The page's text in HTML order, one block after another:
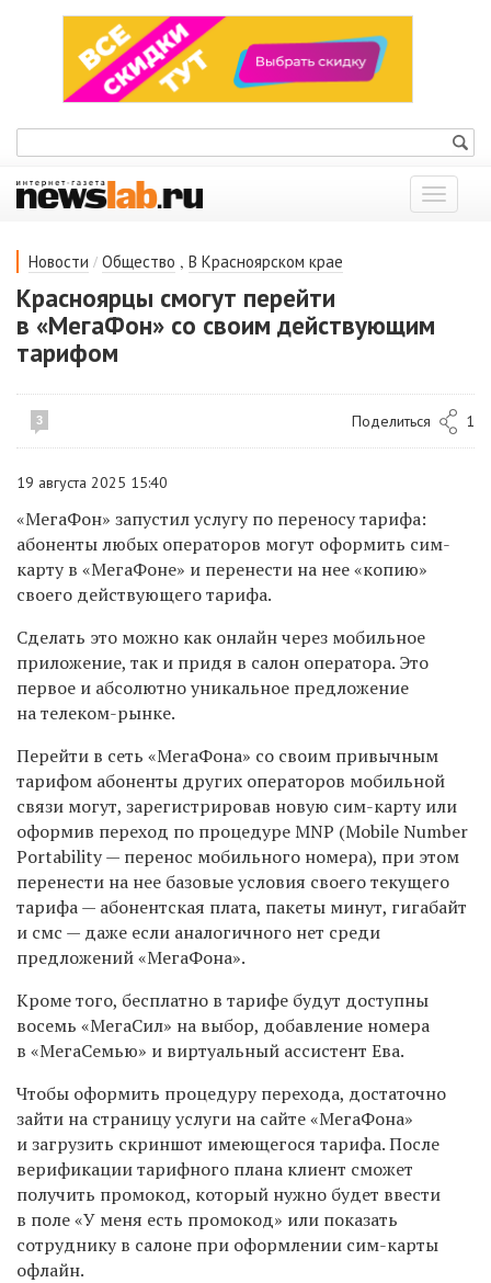
Показать
меню
Новости / Общество , В Красноярском крае
Красноярцы смогут перейти
в «МегаФон» со своим действующим
тарифом
3 Поделиться 1
19 августа 2025 15:40
«МегаФон» запустил услугу по переносу тарифа:
абоненты любых операторов могут оформить сим-
карту в «МегаФоне» и перенести на нее «копию»
своего действующего тарифа.
Сделать это можно как онлайн через мобильное
приложение, так и придя в салон оператора. Это
первое и абсолютно уникальное предложение
на телеком-рынке.
Перейти в сеть «МегаФона» со своим привычным
тарифом абоненты других операторов мобильной
связи могут, зарегистрировав новую сим-карту или
оформив переход по процедуре MNP (Mobile Number
Portability — перенос мобильного номера), при этом
перенести на нее базовые условия своего текущего
тарифа — абонентская плата, пакеты минут, гигабайт
и смс — даже если аналогичного нет среди
предложений «МегаФона».
Кроме того, бесплатно в тарифе будут доступны
восемь «МегаСил» на выбор, добавление номера
в «МегаСемью» и виртуальный ассистент Ева.
Чтобы оформить процедуру перехода, достаточно
зайти на страницу услуги на сайте «МегаФона»
и загрузить скриншот имеющегося тарифа. После
верификации тарифного плана клиент сможет
получить промокод, который нужно будет ввести
в поле «У меня есть промокод» или показать
сотруднику в салоне при оформлении сим-карты
офлайн.